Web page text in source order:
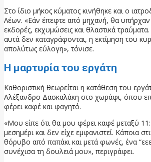
Στο ίδιο μήκος κύματος κινήθηκε και ο
Λέων. «Εάν έπεφτε από μηχανή, θα υπήρχαν
εκδορές, εκχυμώσεις και θλαστικά
αυτά δεν καταγράφονται, η εκτίμηση του
απολύτως εύλογη», τόνισε.
Η μαρτυρία του εργάτη
Καθοριστική θεωρείται η κατάθεση του
Αλέξανδρο Δασκαλάκη στο χωράφι, όπου
φέρει καφέ και φαγητό.
«Μου είπε ότι θα μου φέρει καφέ μεταξύ
μεσημέρι και δεν είχε εμφανιστεί. Κάποια
θόρυβο από παπάκι και μετά φωνές, ένα
συνέχισα τη δουλειά μου», περιγράφει.